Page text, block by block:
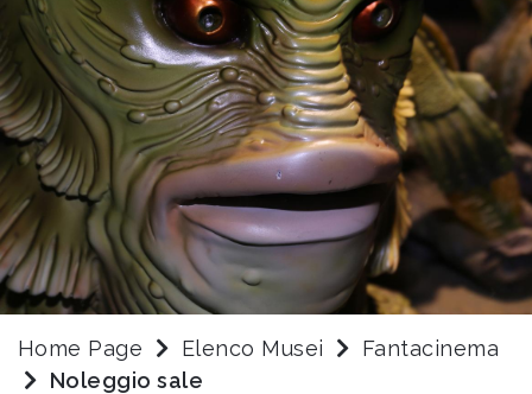
Home Page Elenco Musei
Fantacinema
Noleggio sale